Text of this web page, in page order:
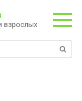
взрослых